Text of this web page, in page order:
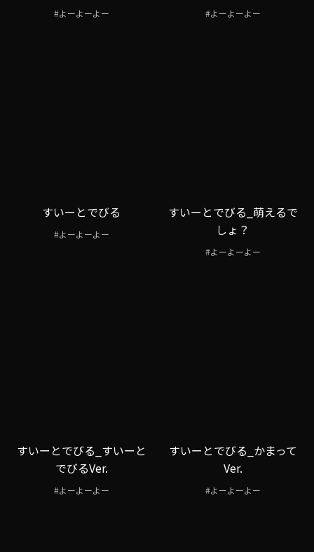
#よーよーよー #よーよーよー
すいーとでびる
#よーよーよー
すいーとでびる_萌えるで
しょ？
#よーよーよー
すいーとでびる_すいーと
でびるVer.
#よーよーよー
すいーとでびる_かまって
Ver.
#よーよーよー